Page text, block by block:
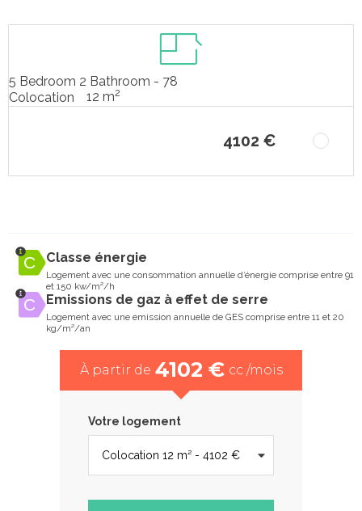
5 Bedroom 2 Bathroom - 78
Colocation
12 m2
4102 €
Classe énergie
Logement avec une consommation annuelle d’énergie comprise entre 91
et 150 kw/m²/h
Emissions de gaz à effet de serre
Logement avec une emission annuelle de GES comprise entre 11 et 20
kg/m²/an
À partir de 4102 € cc /mois
Votre logement